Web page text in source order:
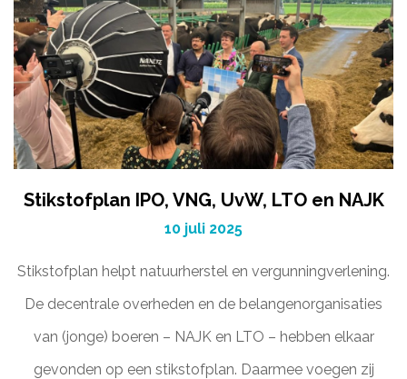
Stikstofplan IPO, VNG, UvW, LTO en NAJK
10 juli 2025
Stikstofplan helpt natuurherstel en vergunningverlening.
De decentrale overheden en de belangenorganisaties
van (jonge) boeren – NAJK en LTO – hebben elkaar
gevonden op een stikstofplan. Daarmee voegen zij